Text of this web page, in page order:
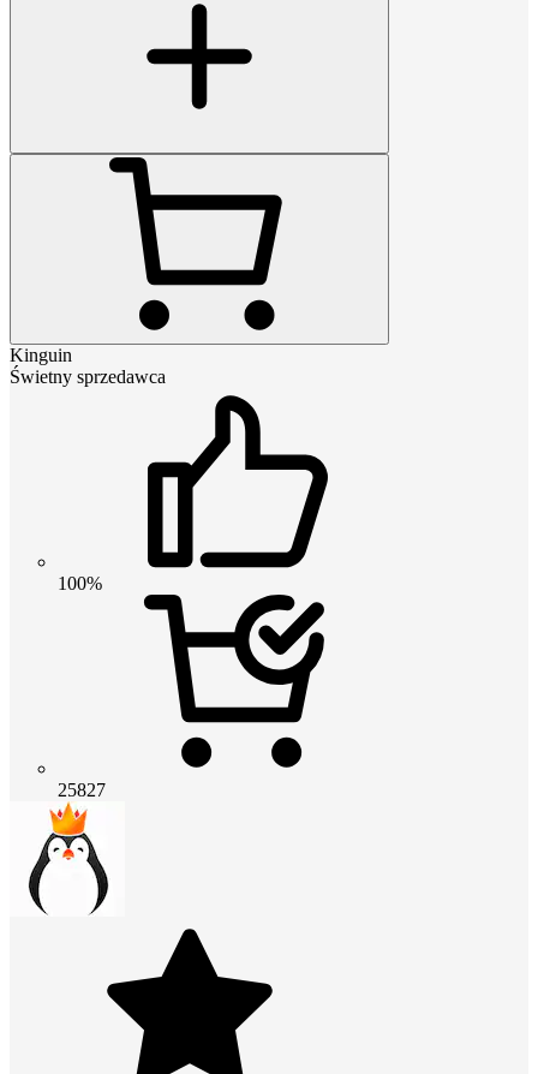
Kinguin
Świetny sprzedawca
100%
25827